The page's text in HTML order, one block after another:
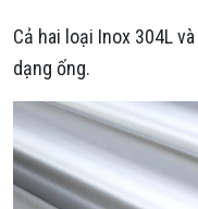
Cả hai loại Inox 304L
dạng ống.